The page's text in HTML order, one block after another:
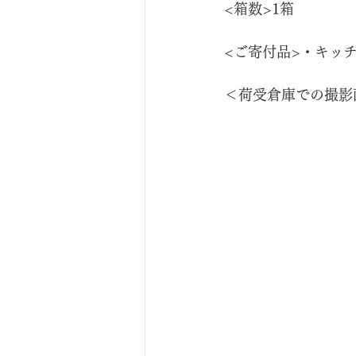
<箱数>1箱
<ご寄付品>・キッ
＜荷受倉庫での撮影